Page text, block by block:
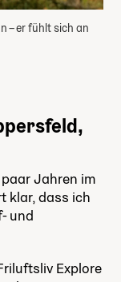
– er fühlt sich an
Jahren im
klar, dass ich
und
Explore